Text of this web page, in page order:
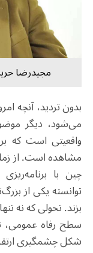
مجیدرضا
بدون تردید، آنچه
می‌شود، دیگر
واقعیتی است که
مشاهده است. از
چین با
توانسته یکی از
بزند. تحولی که نه
سطح رفاه عمومی،
شکل چشمگیری